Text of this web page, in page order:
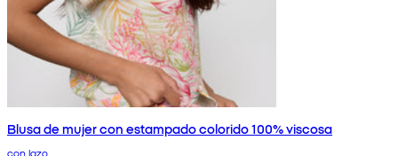
Blusa de mujer con estampado colorido 100% viscosa
con lazo